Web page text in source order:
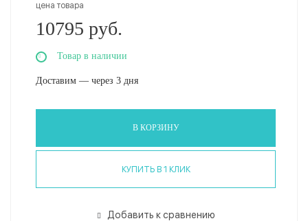
цена товара
10795 руб.
Товар в наличии
Доставим — через 3 дня
В КОРЗИНУ
КУПИТЬ В 1 КЛИК
Добавить к сравнению